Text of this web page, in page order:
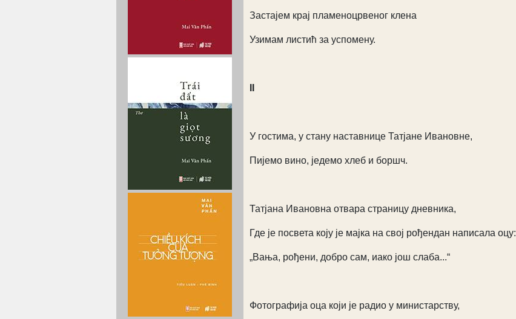
Застајем крај пламеноцрвеног клена
Узимам листић за успомену.
У гостима, у стану наставнице Татјане Ивановне,
Пијемо вино, једемо хлеб и боршч.
Татјана Ивановна отвара страницу дневника,
Где је посвета коју је мајка на свој рођендан написала оцу:
„Вања, рођени, добро сам, иако још слаба...“
Фотографија оца који је радио у министарству,